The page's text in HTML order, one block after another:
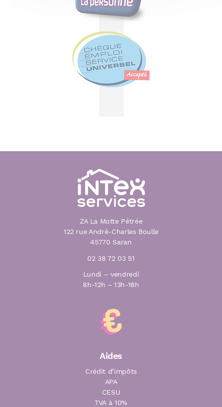
ZA La Motte Pétrée
122 rue André-Charles Boulle
45770 Saran
02 38 72 03 51
Lundi – vendredi
8h-12h – 13h-18h
Aides
Crédit d’impôts
APA
CESU
TVA à 10%